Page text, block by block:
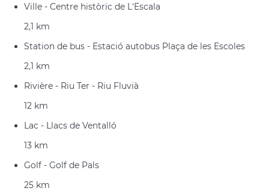
Ville - Centre històric de L'Escala
2,1 km
Station de bus - Estació autobus Plaça de les Escoles
2,1 km
Rivière - Riu Ter - Riu Fluvià
12 km
Lac - Llacs de Ventalló
13 km
Golf - Golf de Pals
25 km